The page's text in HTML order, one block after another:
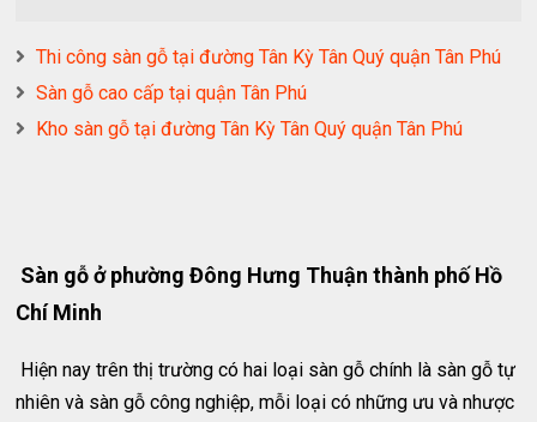
Thi công sàn gỗ tại đường Tân Kỳ Tân Quý quận Tân Phú
Sàn gỗ cao cấp tại quận Tân Phú
Kho sàn gỗ tại đường Tân Kỳ Tân Quý quận Tân Phú
Sàn gỗ ở phường Đông Hưng Thuận thành phố Hồ
Chí Minh
Hiện nay trên thị trường có hai loại sàn gỗ chính là sàn gỗ tự
nhiên và sàn gỗ công nghiệp, mỗi loại có những ưu và nhược